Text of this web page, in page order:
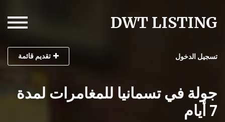
تسجيل الدخول تقديم قائمة
جولة في تسمانيا للمغامرات لمدة
7 أيام